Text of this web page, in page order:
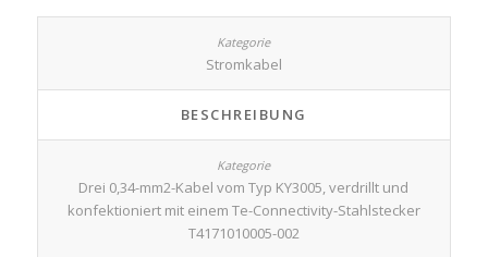
Stromkabel
BESCHREIBUNG
Drei 0,34-mm2-Kabel vom Typ KY3005, verdrillt und
konfektioniert mit einem Te-Connectivity-Stahlstecker
T4171010005-002